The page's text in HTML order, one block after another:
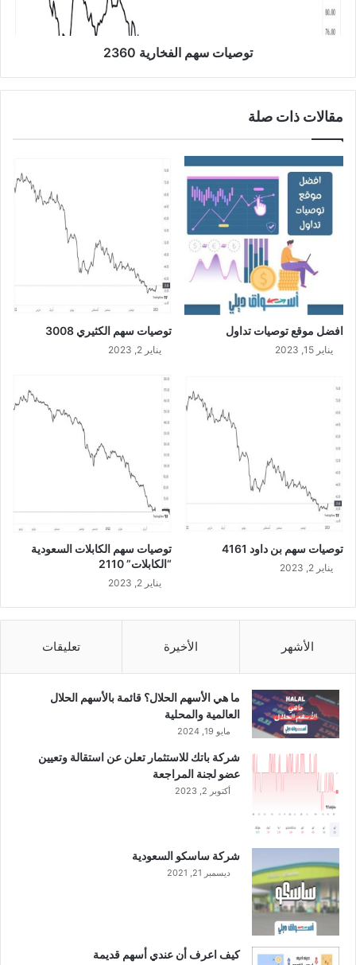
ا
ة
توصيات سهم الفخارية 2360
مقالات ذات صلة
افضل موقع توصيات تداول
يناير 15, 2023
توصيات سهم الكثيري 3008
يناير 2, 2023
توصيات سهم بن داود 4161
يناير 2, 2023
توصيات سهم الكابلات السعودية
“الكابلات” 2110
يناير 2, 2023
الأشهر الأخيرة تعليقات
ما هي الأسهم الحلال؟ قائمة بالأسهم الحلال
العالمية والمحلية
مايو 19, 2024
شركة باتك للاستثمار تعلن عن استقالة وتعيين
عضو لجنة المراجعة
أكتوبر 2, 2023
شركة ساسكو السعودية
ديسمبر 21, 2021
كيف اعرف أن عندي أسهم قديمة